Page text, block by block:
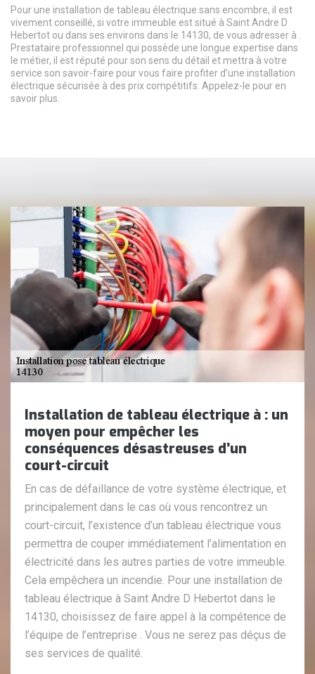
Pour une installation de tableau électrique sans encombre, il est
vivement conseillé, si votre immeuble est situé à Saint Andre D
Hebertot ou dans ses environs dans le 14130, de vous adresser à .
Prestataire professionnel qui possède une longue expertise dans
le métier, il est réputé pour son sens du détail et mettra à votre
service son savoir-faire pour vous faire profiter d’une installation
électrique sécurisée à des prix compétitifs. Appelez-le pour en
savoir plus.
Installation de tableau électrique à : un
moyen pour empêcher les
conséquences désastreuses d’un
court-circuit
En cas de défaillance de votre système électrique, et
principalement dans le cas où vous rencontrez un
court-circuit, l’existence d’un tableau électrique vous
permettra de couper immédiatement l’alimentation en
électricité dans les autres parties de votre immeuble.
Cela empêchera un incendie. Pour une installation de
tableau électrique à Saint Andre D Hebertot dans le
14130, choisissez de faire appel à la compétence de
l’équipe de l’entreprise . Vous ne serez pas déçus de
ses services de qualité.